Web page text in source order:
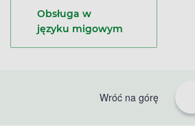
Obsługa w
języku migowym
Wróć na górę